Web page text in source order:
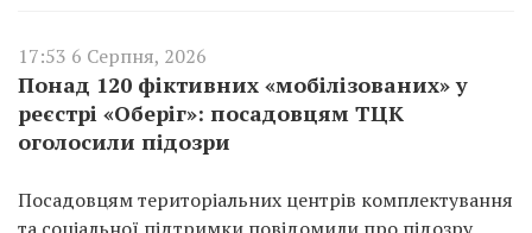
17:53 6 Серпня, 2026
Понад 120 фіктивних «мобілізованих» у
реєстрі «Оберіг»: посадовцям ТЦК
оголосили підозри
Посадовцям територіальних центрів комплектування
та соціальної підтримки повідомили про підозру